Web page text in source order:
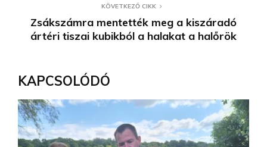
KÖVETKEZŐ CIKK
Zsákszámra mentették meg a kiszáradó
ártéri tiszai kubikból a halakat a halőrök
KAPCSOLÓDÓ